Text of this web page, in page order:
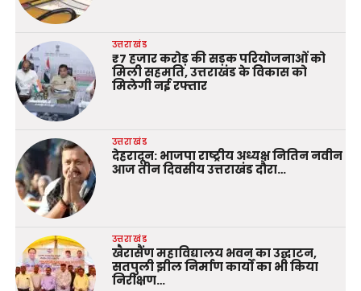
उत्तराखंड
₹7 हजार करोड़ की सड़क परियोजनाओं को
मिली सहमति, उत्तराखंड के विकास को
मिलेगी नई रफ्तार
उत्तराखंड
देहरादून: भाजपा राष्ट्रीय अध्यक्ष नितिन नवीन
आज तीन दिवसीय उत्तराखंड दौरा…
उत्तराखंड
खैरासैंण महाविद्यालय भवन का उद्घाटन,
सतपुली झील निर्माण कार्यों का भी किया
निरीक्षण…